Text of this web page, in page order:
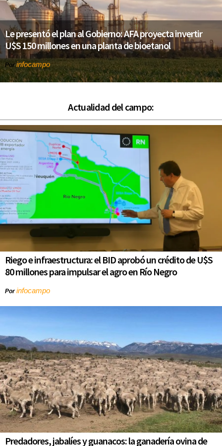
Le presentó el plan al Gobierno: AFA proyecta invertir
U$S 150 millones en una planta de bioetanol
Porinfocampo
Actualidad del campo:
Riego e infraestructura: el BID aprobó un crédito de U$S
80 millones para impulsar el agro en Río Negro
Porinfocampo
Predadores, jabalíes y guanacos: la ganadería ovina de